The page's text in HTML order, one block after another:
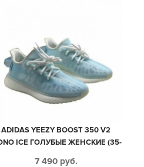
ADIDAS YEEZY BOOST 350 V2
ICE ГОЛУБЫЕ ЖЕНСКИЕ (35-
7 490 руб.